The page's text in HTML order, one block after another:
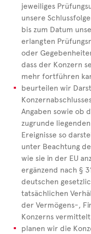
jeweiliges
unsere
bis zum Datum
erlangten
oder
dass der Konzern
mehr fortführen
beurteilen wir
Angaben sowie ob
zugrunde
Ereignisse so
unter Beachtung
wie sie in der EU
ergänzend nach §
deutschen
tatsächlichen
der Vermögens-,
Konzerns
planen wir die